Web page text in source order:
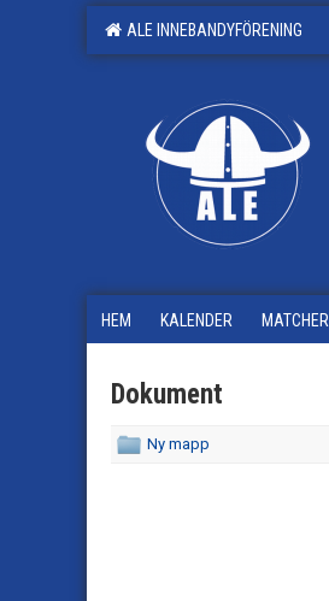
ALE INNEBANDYFÖRENING
HEM KALENDER MATCHER
Dokument
Ny mapp